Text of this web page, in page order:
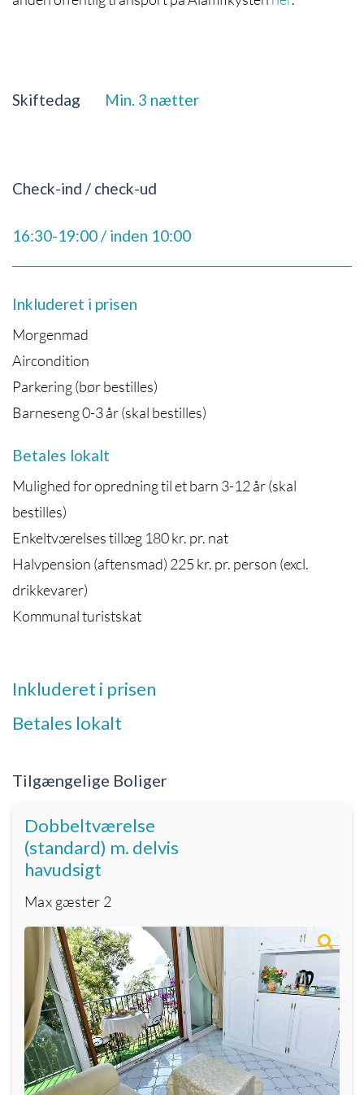
Skiftedag Min. 3 nætter
Check-ind / check-ud
16:30-19:00 / inden 10:00
Inkluderet i prisen
Morgenmad
Aircondition
Parkering (bør bestilles)
Barneseng 0-3 år (skal bestilles)
Betales lokalt
Mulighed for opredning til et barn 3-12 år (skal
bestilles)
Enkeltværelses tillæg 180 kr. pr. nat
Halvpension (aftensmad) 225 kr. pr. person (excl.
drikkevarer)
Kommunal turistskat
Inkluderet i prisen
Betales lokalt
Tilgængelige Boliger
Dobbeltværelse
(standard) m. delvis
havudsigt
Max gæster 2